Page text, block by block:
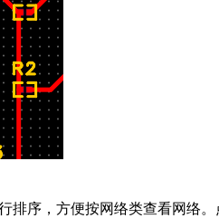
排序，方便按网络类查看网络